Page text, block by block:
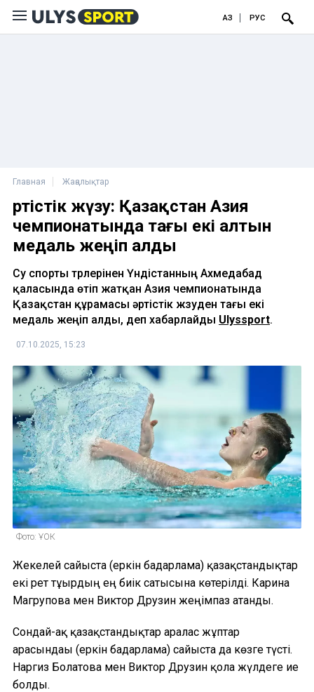
ҚАЗ РУС
Главная Жаңалықтар
Әртістік жүзу: Қазақстан Азия
чемпионатында тағы екі алтын
медаль жеңіп алды
Су спорты түрлерінен Үндістанның Ахмедабад
қаласында өтіп жатқан Азия чемпионатында
Қазақстан құрамасы әртістік жүзуден тағы екі
медаль жеңіп алды, деп хабарлайды Ulyssport.
07.10.2025, 15:23
Фото: ҰОК
Жекелей сайыста (еркін бағдарлама) қазақстандықтар
екі рет тұғырдың ең биік сатысына көтерілді. Карина
Магрупова мен Виктор Друзин жеңімпаз атанды.
Сондай-ақ қазақстандықтар аралас жұптар
арасындағы (еркін бағдарлама) сайыста да көзге түсті.
Наргиз Болатова мен Виктор Друзин қола жүлдеге ие
болды.